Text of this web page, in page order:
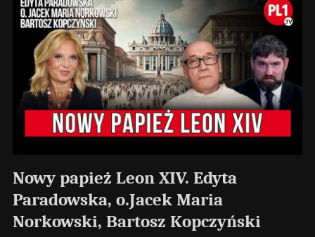
Nowy papież Leon XIV. Edyta
Paradowska, o.Jacek Maria
Norkowski, Bartosz Kopczyński